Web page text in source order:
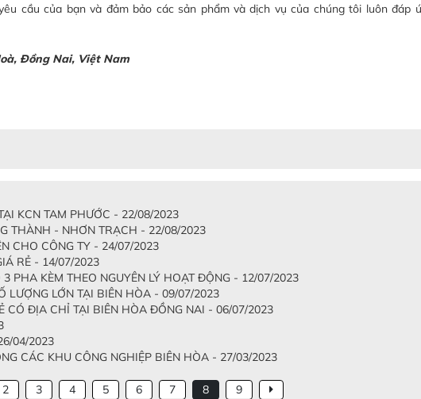
cầu của bạn và đảm bảo các sản phẩm và dịch vụ của chúng tôi luôn đáp
Đồng Nai, Việt Nam
KCN TAM PHƯỚC - 22/08/2023
THÀNH - NHƠN TRẠCH - 22/08/2023
CHO CÔNG TY - 24/07/2023
RẺ - 14/07/2023
PHA KÈM THEO NGUYÊN LÝ HOẠT ĐỘNG - 12/07/2023
LƯỢNG LỚN TẠI BIÊN HÒA - 09/07/2023
CÓ ĐỊA CHỈ TẠI BIÊN HÒA ĐỒNG NAI - 06/07/2023
04/2023
CÁC KHU CÔNG NGHIỆP BIÊN HÒA - 27/03/2023
2 3 4 5 6 7 8 9